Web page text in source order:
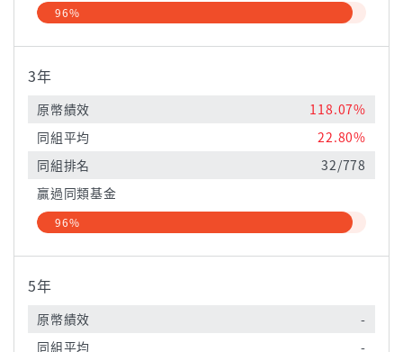
96%
3年
原幣績效
118.07%
同組平均
22.80%
同組排名
32/778
贏過同類基金
96%
5年
原幣績效
-
同組平均
-